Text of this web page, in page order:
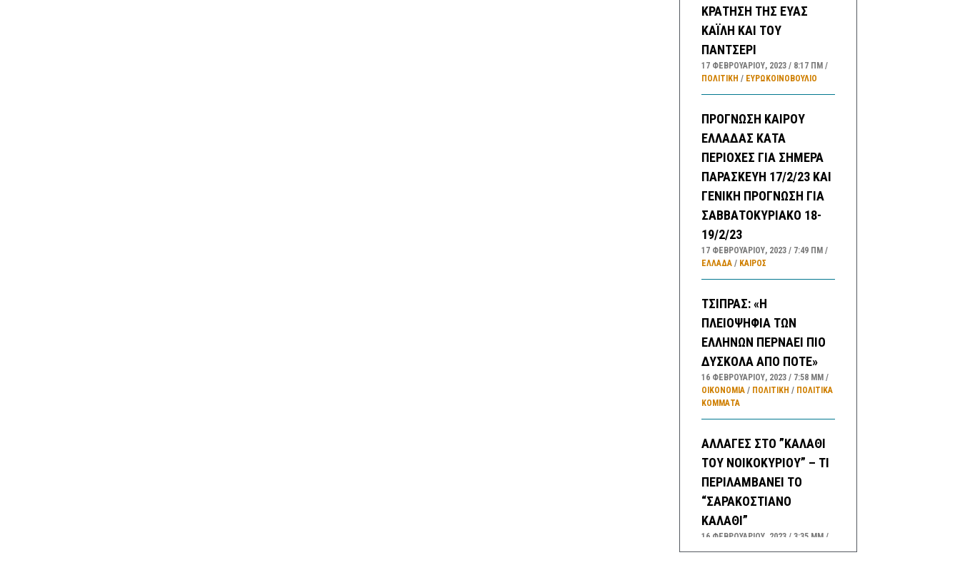
ΚΡΑΤΗΣΗ ΤΗΣ ΕΥΑΣ
ΚΑΪΛΗ ΚΑΙ ΤΟΥ
ΠΑΝΤΣΕΡΙ
17 ΦΕΒΡΟΥΑΡΊΟΥ, 2023 8:17 ΠΜ
ΠΟΛΙΤΙΚΗ / ΕΥΡΩΚΟΙΝΟΒΟΥΛΙΟ
ΠΡΟΓΝΩΣΗ ΚΑΙΡΟΥ
ΕΛΛΑΔΑΣ ΚΑΤΑ
ΠΕΡΙΟΧΕΣ ΓΙΑ ΣΗΜΕΡΑ
ΠΑΡΑΣΚΕΥΗ 17/2/23 ΚΑΙ
ΓΕΝΙΚΗ ΠΡΟΓΝΩΣΗ ΓΙΑ
ΣΑΒΒΑΤΟΚΥΡΙΑΚΟ 18-
19/2/23
17 ΦΕΒΡΟΥΑΡΊΟΥ, 2023 7:49 ΠΜ
ΕΛΛΑΔA/ ΚΑΙΡΌΣ
ΤΣΙΠΡΑΣ: «Η
ΠΛΕΙΟΨΗΦΙΑ ΤΩΝ
ΕΛΛΗΝΩΝ ΠΕΡΝΑΕΙ ΠΙΟ
ΔΥΣΚΟΛΑ ΑΠΟ ΠΟΤΕ»
16 ΦΕΒΡΟΥΑΡΊΟΥ, 2023 7:58 ΜΜ
ΟΙΚΟΝΟΜΙΑ/ ΠΟΛΙΤΙΚΗ / ΠΟΛΙΤΙΚΆ
ΚΌΜΜΑΤΑ
ΑΛΛΑΓΕΣ ΣΤΟ ”ΚΑΛΑΘΙ
ΤΟΥ ΝΟΙΚΟΚΥΡΙΟΥ” – ΤΙ
ΠΕΡΙΛΑΜΒΑΝΕΙ ΤΟ
“ΣΑΡΑΚΟΣΤΙΑΝΟ
ΚΑΛΑΘΙ”
16 ΦΕΒΡΟΥΑΡΊΟΥ, 2023 3:35 ΜΜ
ΟΙΚΟΝΟΜΙΑ/ΚΑΛΑΘΙ ΝΟΙΚΟΚΥΡΙΟΥ